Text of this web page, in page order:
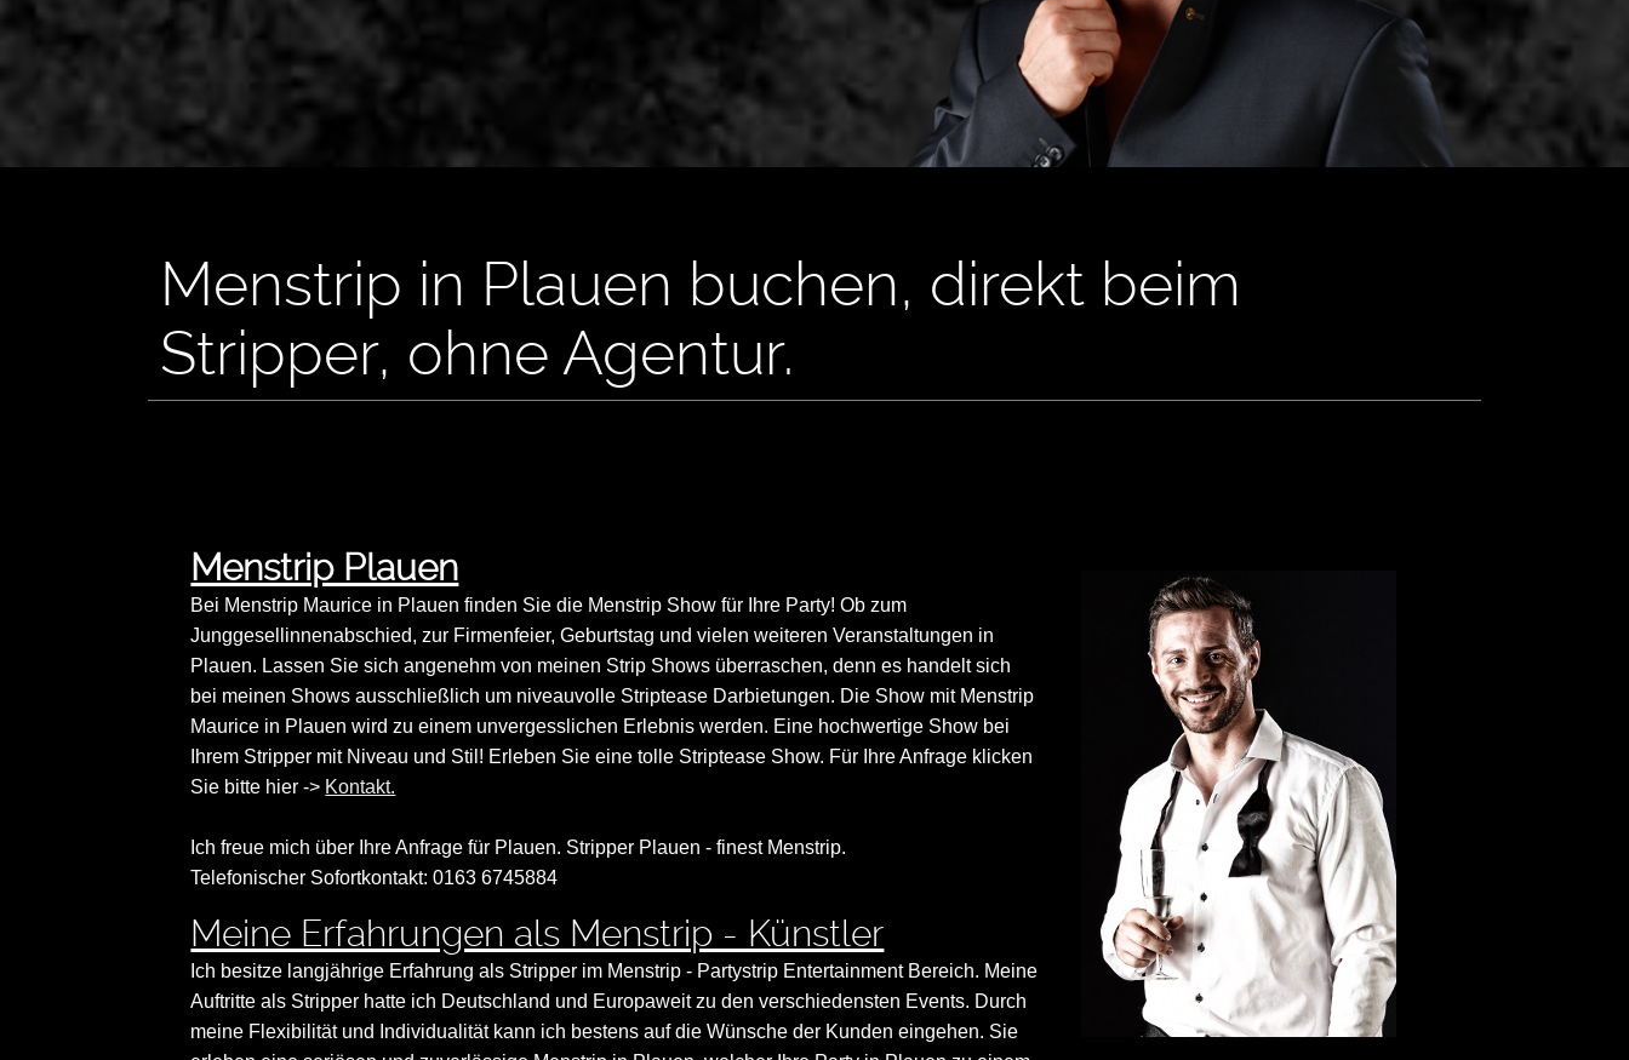
Menstrip in Plauen buchen, direkt beim
Stripper, ohne Agentur.
Menstrip Plauen
Bei Menstrip Maurice in Plauen finden Sie die Menstrip Show für Ihre Party! Ob zum
Junggesellinnenabschied, zur Firmenfeier, Geburtstag und vielen weiteren Veranstaltungen in
Plauen. Lassen Sie sich angenehm von meinen Strip Shows überraschen, denn es handelt sich
bei meinen Shows ausschließlich um niveauvolle Striptease Darbietungen. Die Show mit Menstrip
Maurice in Plauen wird zu einem unvergesslichen Erlebnis werden. Eine hochwertige Show bei
Ihrem Stripper mit Niveau und Stil! Erleben Sie eine tolle Striptease Show. Für Ihre Anfrage klicken
Sie bitte hier -> Kontakt.
Ich freue mich über Ihre Anfrage für Plauen. Stripper Plauen - finest Menstrip.
Telefonischer Sofortkontakt: 0163 6745884
Meine Erfahrungen als Menstrip - Künstler
Ich besitze langjährige Erfahrung als Stripper im Menstrip - Partystrip Entertainment Bereich. Meine
Auftritte als Stripper hatte ich Deutschland und Europaweit zu den verschiedensten Events. Durch
meine Flexibilität und Individualität kann ich bestens auf die Wünsche der Kunden eingehen. Sie